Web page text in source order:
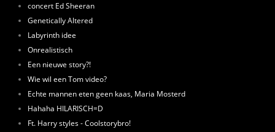
concert Ed Sheeran
Genetically Altered
Labyrinth idee
Onrealistisch
Een nieuwe story?!
Wie wil een Tom video?
Echte mannen eten geen kaas, Maria Mosterd
Hahaha HILARISCH=D
Ft. Harry styles - Coolstorybro!